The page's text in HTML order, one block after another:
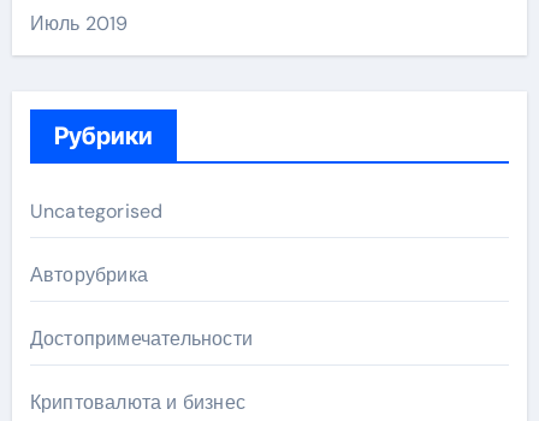
Июль 2019
Рубрики
Uncategorised
Авторубрика
Достопримечательности
Криптовалюта и бизнес